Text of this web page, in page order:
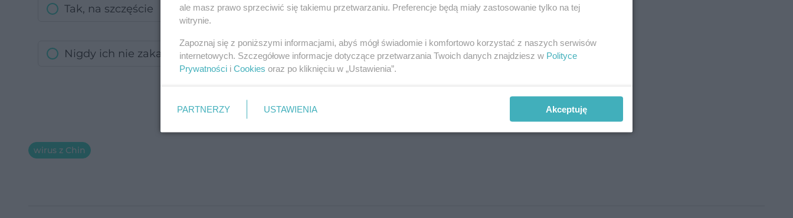
Tak, na szczęście
Nigdy ich nie zakazano
wirus z Chin
ale masz prawo sprzeciwić się takiemu przetwarzaniu. Preferencje będą miały zastosowanie tylko na tej
witrynie.
Zapoznaj się z poniższymi informacjami, abyś mógł świadomie i komfortowo korzystać z naszych serwisów
internetowych. Szczegółowe informacje dotyczące przetwarzania Twoich danych znajdziesz w Polityce
Prywatności i Cookies oraz po kliknięciu w „Ustawienia”.
PARTNERZY USTAWIENIA Akceptuję